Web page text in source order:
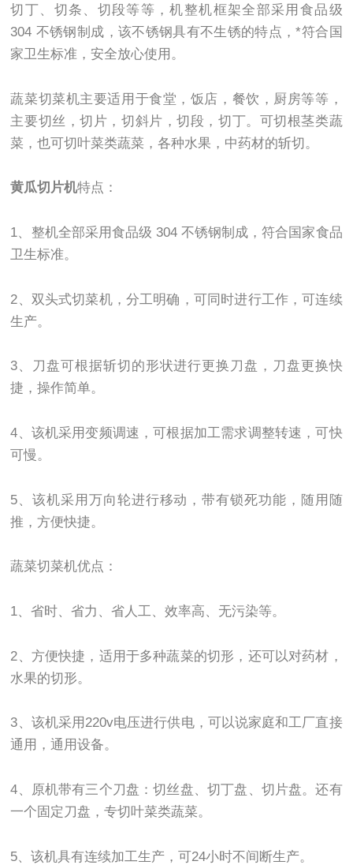
切丁、切条、切段等等，机整机框架全部采用食品级
304 不锈钢制成，该不锈钢具有不生锈的特点，*符合国
家卫生标准，安全放心使用。
蔬菜切菜机主要适用于食堂，饭店，餐饮，厨房等等，
主要切丝，切片，切斜片，切段，切丁。可切根茎类蔬
菜，也可切叶菜类蔬菜，各种水果，中药材的斩切。
黄瓜切片机特点：
1、整机全部采用食品级 304 不锈钢制成，符合国家食品
卫生标准。
2、双头式切菜机，分工明确，可同时进行工作，可连续
生产。
3、刀盘可根据斩切的形状进行更换刀盘，刀盘更换快
捷，操作简单。
4、该机采用变频调速，可根据加工需求调整转速，可快
可慢。
5、该机采用万向轮进行移动，带有锁死功能，随用随
推，方便快捷。
蔬菜切菜机优点：
1、省时、省力、省人工、效率高、无污染等。
2、方便快捷，适用于多种蔬菜的切形，还可以对药材，
水果的切形。
3、该机采用220v电压进行供电，可以说家庭和工厂直接
通用，通用设备。
4、原机带有三个刀盘：切丝盘、切丁盘、切片盘。还有
一个固定刀盘，专切叶菜类蔬菜。
5、该机具有连续加工生产，可24小时不间断生产。